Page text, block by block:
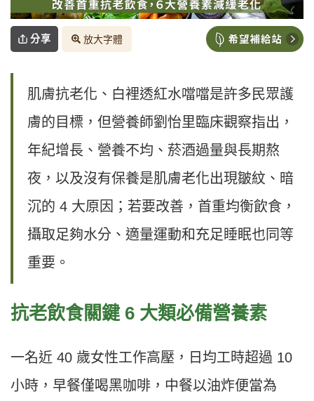
分享 放大字體
肌膚抗老化、白裡透紅水噹噹是許多民眾護
膚的目標，但營養師劉怡里臨床觀察指出，
年紀增長、營養不均、菸酒過量與長期熬
夜，以及沒有保養是肌膚老化出現皺紋、暗
沉的 4 大原因；若要改善，首重均衡飲食，
攝取足夠水分、適量運動和充足睡眠也同等
重要。
抗老飲食關鍵 6 大類必備營養素
一名近 40 歲女性工作高壓，日均工時超過 10
小時，早餐僅喝黑咖啡，中餐以油炸便當為